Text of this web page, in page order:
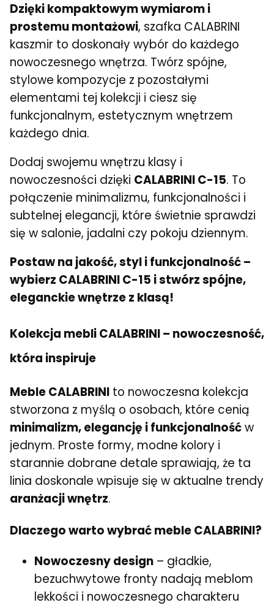
Dzięki kompaktowym wymiarom i
prostemu montażowi, szafka CALABRINI
kaszmir to doskonały wybór do każdego
nowoczesnego wnętrza. Twórz spójne,
stylowe kompozycje z pozostałymi
elementami tej kolekcji i ciesz się
funkcjonalnym, estetycznym wnętrzem
każdego dnia.
Dodaj swojemu wnętrzu klasy i
nowoczesności dzięki CALABRINI C-15. To
połączenie minimalizmu, funkcjonalności i
subtelnej elegancji, które świetnie sprawdzi
się w salonie, jadalni czy pokoju dziennym.
Postaw na jakość, styl i funkcjonalność –
wybierz CALABRINI C-15 i stwórz spójne,
eleganckie wnętrze z klasą!
Kolekcja mebli CALABRINI – nowoczesność,
która inspiruje
Meble CALABRINI to nowoczesna kolekcja
stworzona z myślą o osobach, które cenią
minimalizm, elegancję i funkcjonalnośćw
jednym. Proste formy, modne kolory i
starannie dobrane detale sprawiają, że ta
linia doskonale wpisuje się w aktualne trendy
aranżacji wnętrz.
Dlaczego warto wybrać meble CALABRINI?
Nowoczesny design – gładkie,
bezuchwytowe fronty nadają meblom
lekkości i nowoczesnego charakteru